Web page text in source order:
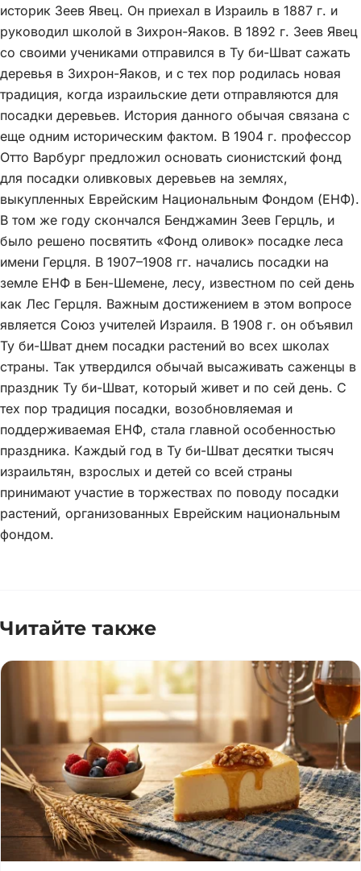
историк Зеев Явец. Он приехал в Израиль в 1887 г. и
руководил школой в Зихрон-Яаков. В 1892 г. Зеев Явец
со своими учениками отправился в Ту би-Шват сажать
деревья в Зихрон-Яаков, и с тех пор родилась новая
традиция, когда израильские дети отправляются для
посадки деревьев. История данного обычая связана с
еще одним историческим фактом. В 1904 г. профессор
Отто Варбург предложил основать сионистский фонд
для посадки оливковых деревьев на землях,
выкупленных Еврейским Национальным Фондом (ЕНФ).
В том же году скончался Бенджамин Зеев Герцль, и
было решено посвятить «Фонд оливок» посадке леса
имени Герцля. В 1907–1908 гг. начались посадки на
земле ЕНФ в Бен-Шемене, лесу, известном по сей день
как Лес Герцля. Важным достижением в этом вопросе
является Союз учителей Израиля. В 1908 г. он объявил
Ту би-Шват днем посадки растений во всех школах
страны. Так утвердился обычай высаживать саженцы в
праздник Ту би-Шват, который живет и по сей день. С
тех пор традиция посадки, возобновляемая и
поддерживаемая ЕНФ, стала главной особенностью
праздника. Каждый год в Ту би-Шват десятки тысяч
израильтян, взрослых и детей со всей страны
принимают участие в торжествах по поводу посадки
растений, организованных Еврейским национальным
фондом.
Читайте также